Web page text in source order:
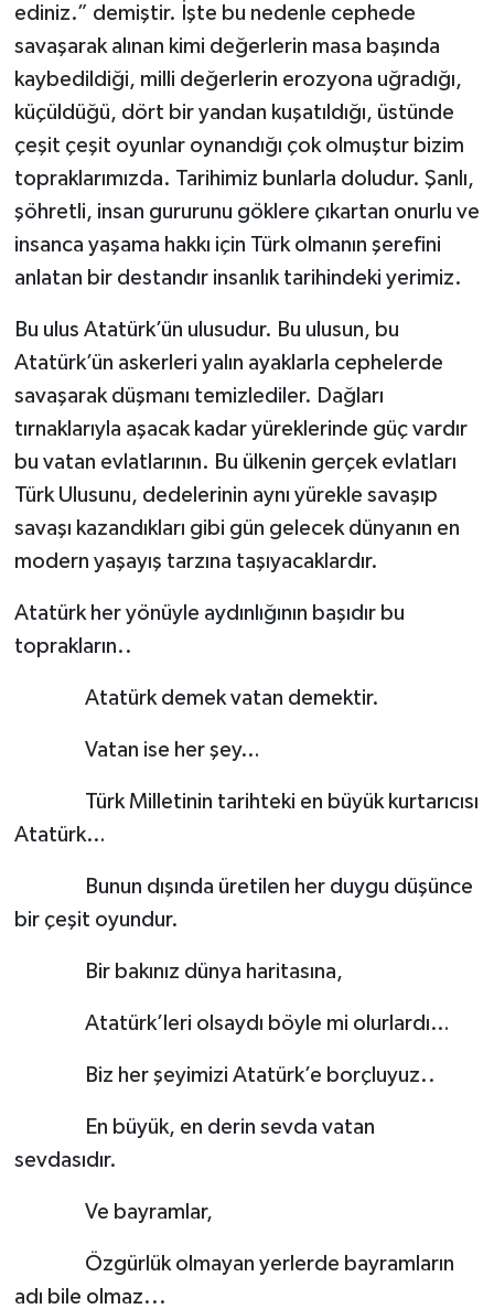
ediniz.” demiştir. İşte bu nedenle cephede
savaşarak alınan kimi değerlerin masa başında
kaybedildiği, milli değerlerin erozyona uğradığı,
küçüldüğü, dört bir yandan kuşatıldığı, üstünde
çeşit çeşit oyunlar oynandığı çok olmuştur bizim
topraklarımızda. Tarihimiz bunlarla doludur. Şanlı,
şöhretli, insan gururunu göklere çıkartan onurlu ve
insanca yaşama hakkı için Türk olmanın şerefini
anlatan bir destandır insanlık tarihindeki yerimiz.
Bu ulus Atatürk’ün ulusudur. Bu ulusun, bu
Atatürk’ün askerleri yalın ayaklarla cephelerde
savaşarak düşmanı temizlediler. Dağları
tırnaklarıyla aşacak kadar yüreklerinde güç vardır
bu vatan evlatlarının. Bu ülkenin gerçek evlatları
Türk Ulusunu, dedelerinin aynı yürekle savaşıp
savaşı kazandıkları gibi gün gelecek dünyanın en
modern yaşayış tarzına taşıyacaklardır.
Atatürk her yönüyle aydınlığının başıdır bu
toprakların..
Atatürk demek vatan demektir.
Vatan ise her şey…
Türk Milletinin tarihteki en büyük kurtarıcısı
Atatürk…
Bunun dışında üretilen her duygu düşünce
bir çeşit oyundur.
Bir bakınız dünya haritasına,
Atatürk’leri olsaydı böyle mi olurlardı…
Biz her şeyimizi Atatürk’e borçluyuz..
En büyük, en derin sevda vatan
sevdasıdır.
Ve bayramlar,
Özgürlük olmayan yerlerde bayramların
adı bile olmaz...